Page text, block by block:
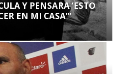
Y PENSARA ‘ESTO
EN MI CASA’”